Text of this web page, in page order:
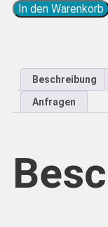
In den Warenkorb
Beschreibung
Anfragen